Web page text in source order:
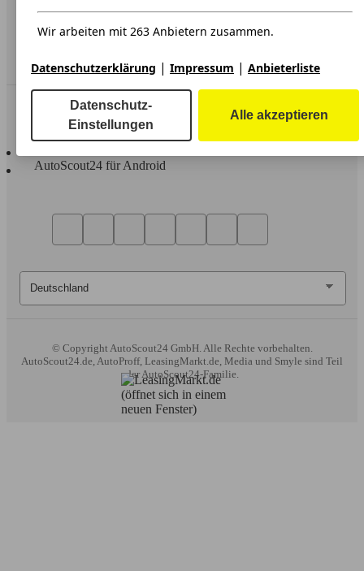
Service
In Verbindung bleiben
AutoScout24 für Android
© Copyright AutoScout24 GmbH. Alle Rechte vorbehalten.
AutoScout24.de, AutoProff, LeasingMarkt.de, Media und Smyle sind Teil
der AutoScout24-Familie.
Wir arbeiten mit 263 Anbietern zusammen.
Datenschutzerklärung | Impressum | Anbieterliste
Datenschutz-
Einstellungen
Alle akzeptieren